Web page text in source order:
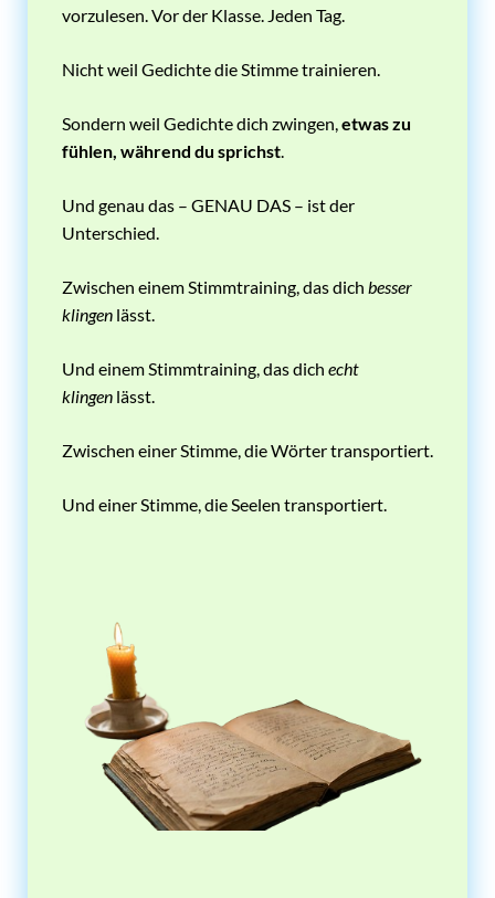
vorzulesen. Vor der Klasse. Jeden Tag.
Nicht weil Gedichte die Stimme trainieren.
Sondern weil Gedichte dich zwingen,etwas zu
fühlen, während du sprichst.
Und genau das – GENAU DAS – ist der
Unterschied.
Zwischen einem Stimmtraining, das dich besser
klingen lässt.
Und einem Stimmtraining, das dich echt
klingen lässt.
Zwischen einer Stimme, die Wörter transportiert.
Und einer Stimme, die Seelen transportiert.